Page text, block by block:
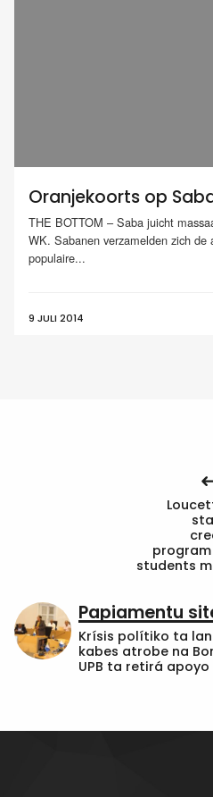
Oranjekoorts op
THE BOTTOM – Saba juicht
WK. Sabanen verzamelden zich de
populaire...
9 JULI 2014
program
students
Papiamentu
Krísis polítiko ta
kabes atrobe na
UPB ta retirá apoyo